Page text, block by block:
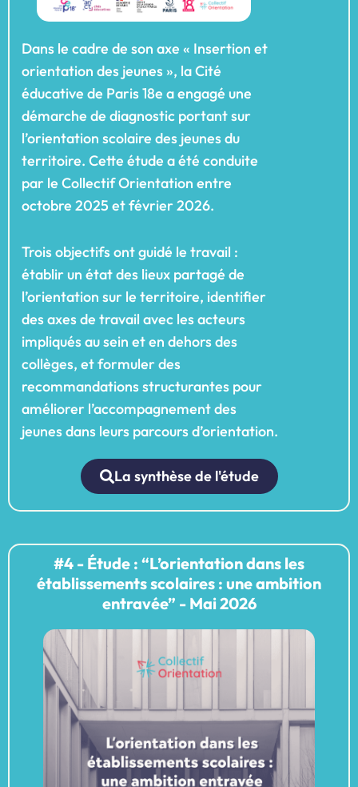
Dans le cadre de son axe « Insertion et
orientation des jeunes », la Cité
éducative de Paris 18e a engagé une
démarche de diagnostic portant sur
l’orientation scolaire des jeunes du
territoire. Cette étude a été conduite
par le Collectif Orientation entre
octobre 2025 et février 2026.
Trois objectifs ont guidé le travail :
établir un état des lieux partagé de
l’orientation sur le territoire, identifier
des axes de travail avec les acteurs
impliqués au sein et en dehors des
collèges, et formuler des
recommandations structurantes pour
améliorer l’accompagnement des
jeunes dans leurs parcours d’orientation.
La synthèse de l'étude
#4 - Étude : “L’orientation dans les
établissements scolaires : une ambition
entravée” - Mai 2026